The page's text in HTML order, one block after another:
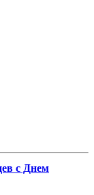
с Днем